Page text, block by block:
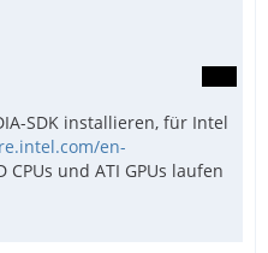
SDK installieren, für Intel
en-
CPUs und ATI GPUs laufen